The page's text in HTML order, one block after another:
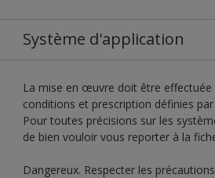
Système d'application
La mise en œuvre doit être effectuée
conditions et prescription définies
Pour toutes précisions sur les
de bien vouloir vous reporter à la
Dangereux. Respecter les